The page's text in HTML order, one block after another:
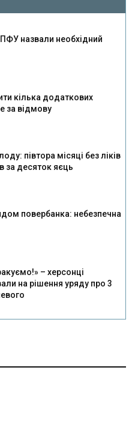
ПФУ назвали необхідний
кілька додаткових
за відмову
півтора місяці без ліків
за десяток яєць
повербанка: небезпечна
– херсонці
на рішення уряду про 3